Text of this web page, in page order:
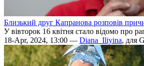
Близький друг Капранова розповів
У вівторок 16 квітня стало відомо про
18-Apr, 2024, 13:00 — Diana_Iliyina, для